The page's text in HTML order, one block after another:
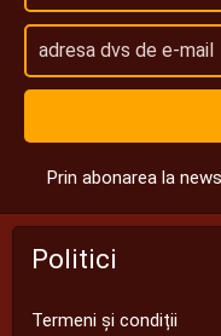
Prin abonarea la
Politici
Termeni și condiții